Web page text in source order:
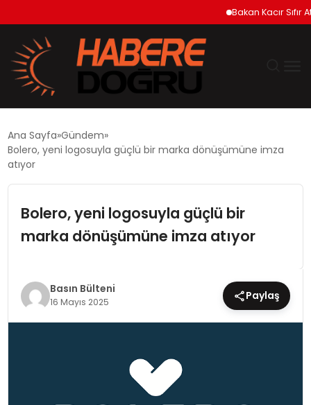
Bakan Kacır Sıfır Atık
EKONOMİ
DÜNYA
SPOR
Ana Sayfa Gündem
Bolero, yeni logosuyla güçlü bir marka dönüşümüne imza
atıyor
Bolero, yeni logosuyla güçlü bir
marka dönüşümüne imza atıyor
Basın Bülteni
16 Mayıs 2025 Paylaş